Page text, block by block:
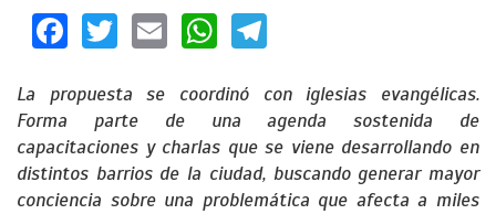
Facebook
TwitterEmailWhatsApp
La propuesta se coordinó con iglesias evangélicas.
Forma parte de una agenda sostenida de
capacitaciones y charlas que se viene desarrollando en
distintos barrios de la ciudad, buscando generar mayor
conciencia sobre una problemática que afecta a miles